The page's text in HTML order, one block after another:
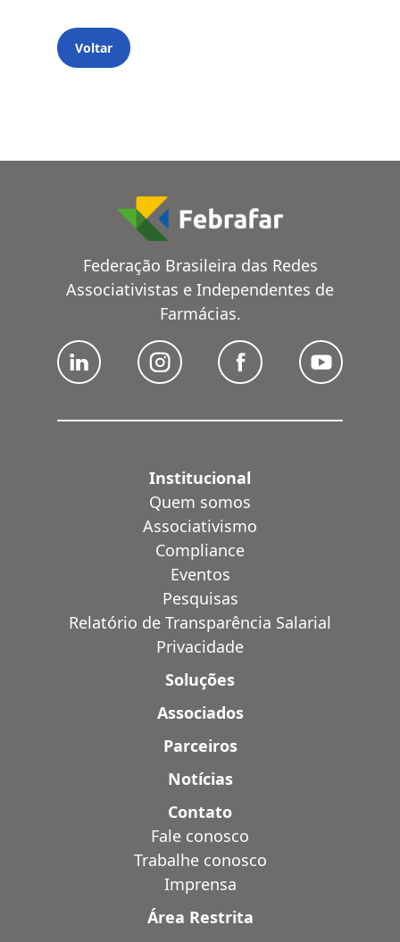
Voltar
Federação Brasileira das Redes
Associativistas e Independentes de
Farmácias.
Institucional
Quem somos
Associativismo
Compliance
Eventos
Pesquisas
Relatório de Transparência Salarial
Privacidade
Soluções
Associados
Parceiros
Notícias
Contato
Fale conosco
Trabalhe conosco
Imprensa
Área Restrita